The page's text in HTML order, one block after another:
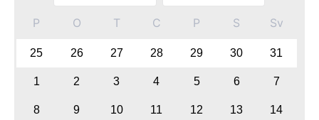
P O T C P S Sv
25 26 27 28 29 30 31
1 2 3 4 5 6 7
8 9 10 11 12 13 14